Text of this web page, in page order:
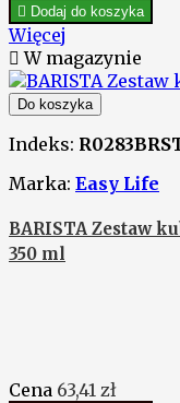
 Dodaj do koszyka
Więcej
 W magazynie
Do koszyka
Indeks:
Marka: Easy Life
BARISTA Zestaw
350 ml
Cena 63,41 zł